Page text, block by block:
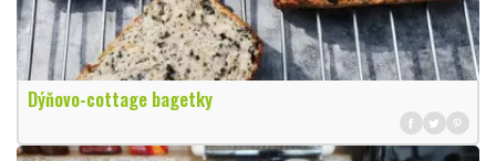
Dýňovo-cottage bagetky